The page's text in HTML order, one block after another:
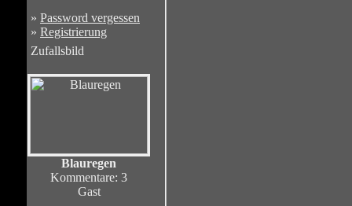
» Password vergessen
» Registrierung
Zufallsbild
Blauregen
Kommentare: 3
Gast